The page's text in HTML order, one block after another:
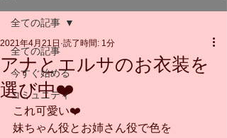
全ての記事
今すぐ始める
コミュニティ
全ての記事
アナとエルサのお衣装を
選び中❤️
2021年4月21日 読了時間: 1分
これ可愛い❤️
妹ちゃん役とお姉さん役で色を